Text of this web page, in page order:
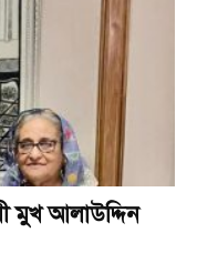
মুখ আলাউদ্দিন